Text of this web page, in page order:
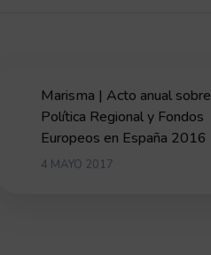
Marisma | Acto anual sobre
Política Regional y Fondos
Europeos en España 2016
4 MAYO 2017